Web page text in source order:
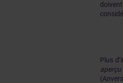
Plus